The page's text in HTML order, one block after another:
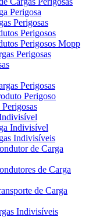
Perigosa
Perigosas
Perigosos
Perigosos Mopp
Perigosas
Perigosas
Perigoso
Indivisível
Indivisíveis
de Carga
de Carga
de Carga
Indivisíveis